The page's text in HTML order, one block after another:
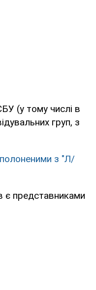
(у тому числі в
груп, з
з "Л/
є представниками